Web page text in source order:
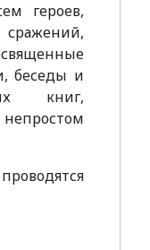
героев,
беседы и
книг,